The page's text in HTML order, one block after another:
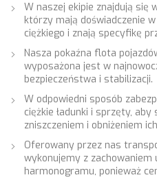
W naszej ekipie znajdują się
którzy mają doświadczenie
ciężkiego i znają specyfikę
Nasza pokaźna flota
wyposażona jest w
bezpieczeństwa i stabilizacji.
W odpowiedni sposób
ciężkie ładunki i sprzęty,
zniszczeniem i obniżeniem
Oferowany przez nas
wykonujemy z zachowaniem
harmonogramu, ponieważ